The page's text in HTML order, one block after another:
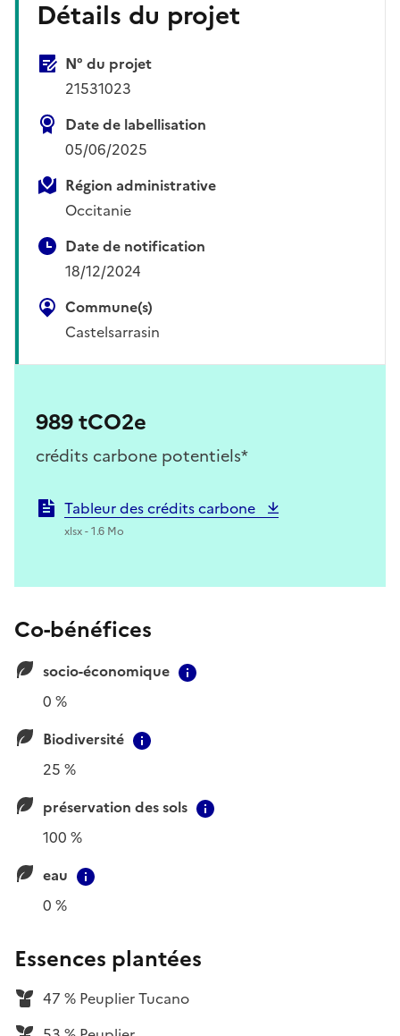
Détails du projet
N° du projet
21531023
Date de labellisation
05/06/2025
Région administrative
Occitanie
Date de notification
18/12/2024
Commune(s)
Castelsarrasin
989 tCO2e
crédits carbone potentiels*
Tableur des crédits carbone
xlsx - 1.6 Mo
Co-bénéfices
socio-économique
0 %
Biodiversité
25 %
préservation des sols
100 %
eau
0 %
Essences plantées
47 % Peuplier Tucano